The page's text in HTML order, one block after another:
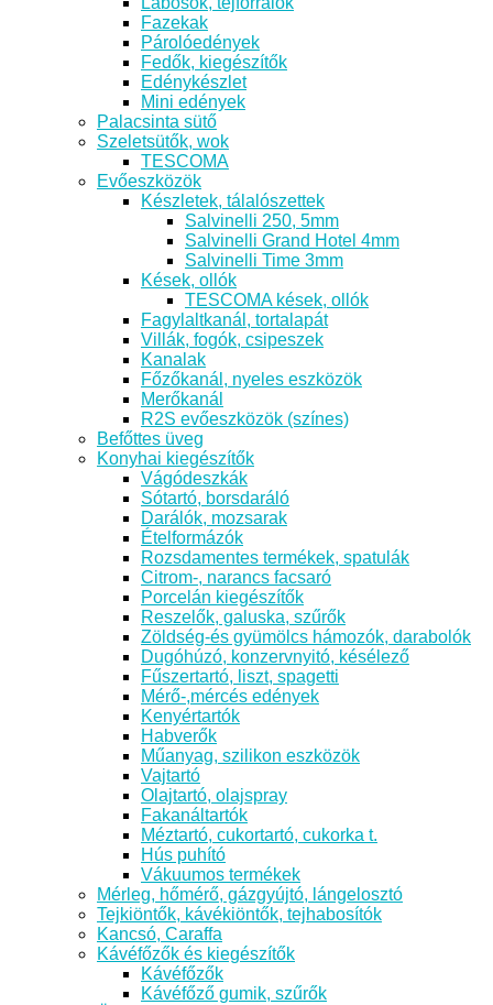
Fazekak
Párolóedények
Fedők, kiegészítők
Edénykészlet
Mini edények
Palacsinta sütő
Szeletsütők, wok
TESCOMA
Evőeszközök
Készletek, tálalószettek
Salvinelli 250, 5mm
Salvinelli Grand Hotel 4mm
Salvinelli Time 3mm
Kések, ollók
TESCOMA kések, ollók
Fagylaltkanál, tortalapát
Villák, fogók, csipeszek
Kanalak
Főzőkanál, nyeles eszközök
Merőkanál
R2S evőeszközök (színes)
Befőttes üveg
Konyhai kiegészítők
Vágódeszkák
Sótartó, borsdaráló
Darálók, mozsarak
Ételformázók
Rozsdamentes termékek, spatulák
Citrom-, narancs facsaró
Porcelán kiegészítők
Reszelők, galuska, szűrők
Zöldség-és gyümölcs hámozók, darabolók
Dugóhúzó, konzervnyitó, késélező
Fűszertartó, liszt, spagetti
Mérő-,mércés edények
Kenyértartók
Habverők
Műanyag, szilikon eszközök
Vajtartó
Olajtartó, olajspray
Fakanáltartók
Méztartó, cukortartó, cukorka t.
Hús puhító
Vákuumos termékek
Mérleg, hőmérő, gázgyújtó, lángelosztó
Tejkiöntők, kávékiöntők, tejhabosítók
Kancsó, Caraffa
Kávéfőzők és kiegészítők
Kávéfőzők
Kávéfőző gumik, szűrők